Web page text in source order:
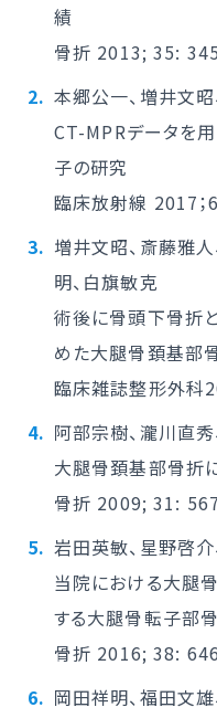
績
骨折 2013; 35:
本郷公一、増井文
CT-MPRデータを
子の研究
臨床放射線 2017；
増井文昭、斎藤雅
明、白旗敏克
術後に骨頭下骨折と
めた大腿骨頚基部
臨床雑誌整形外
阿部宗樹、瀧川直
大腿骨頚基部骨折
骨折 2009; 31:
岩田英敏、星野啓
当院における大腿
する大腿骨転子部
骨折 2016; 38:
岡田祥明、福田文